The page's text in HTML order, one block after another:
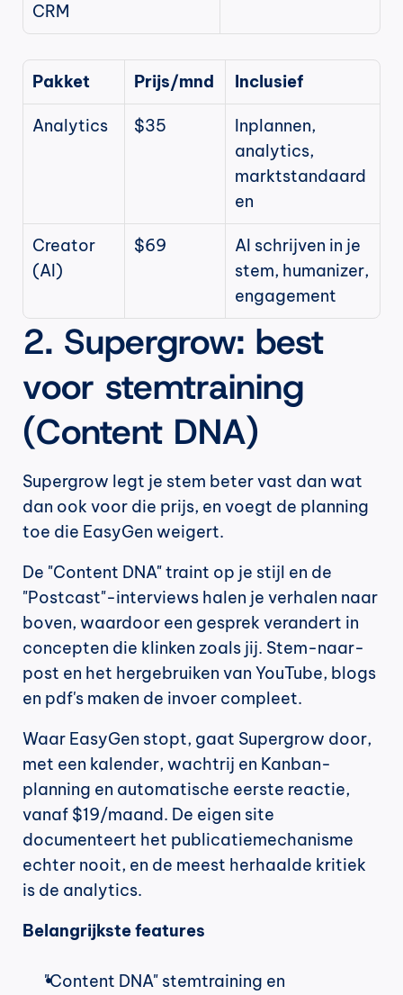
CRM
Pakket Prijs/mnd Inclusief
Analytics $35
Inplannen,
analytics,
marktstandaard
en
Creator
(AI)
$69
AI schrijven in je
stem, humanizer,
engagement
2. Supergrow: best
voor stemtraining
(Content DNA)
Supergrow legt je stem beter vast dan wat
dan ook voor die prijs, en voegt de planning
toe die EasyGen weigert.
De "Content DNA" traint op je stijl en de
"Postcast"-interviews halen je verhalen naar
boven, waardoor een gesprek verandert in
concepten die klinken zoals jij. Stem-naar-
post en het hergebruiken van YouTube, blogs
en pdf's maken de invoer compleet.
Waar EasyGen stopt, gaat Supergrow door,
met een kalender, wachtrij en Kanban-
planning en automatische eerste reactie,
vanaf $19/maand. De eigen site
documenteert het publicatiemechanisme
echter nooit, en de meest herhaalde kritiek
is de analytics.
Belangrijkste features
"Content DNA" stemtraining en